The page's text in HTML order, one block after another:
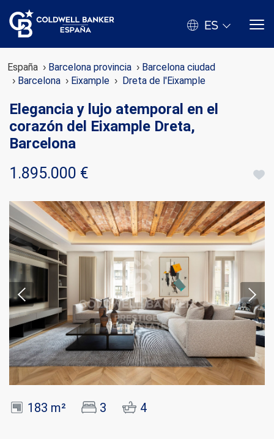
ES
España Barcelona provincia
Barcelona ciudad
Barcelona
Eixample Dreta de l'Eixample
Elegancia y lujo atemporal en el
corazón del Eixample Dreta,
Barcelona
1.895.000 €
183 m² 3 4